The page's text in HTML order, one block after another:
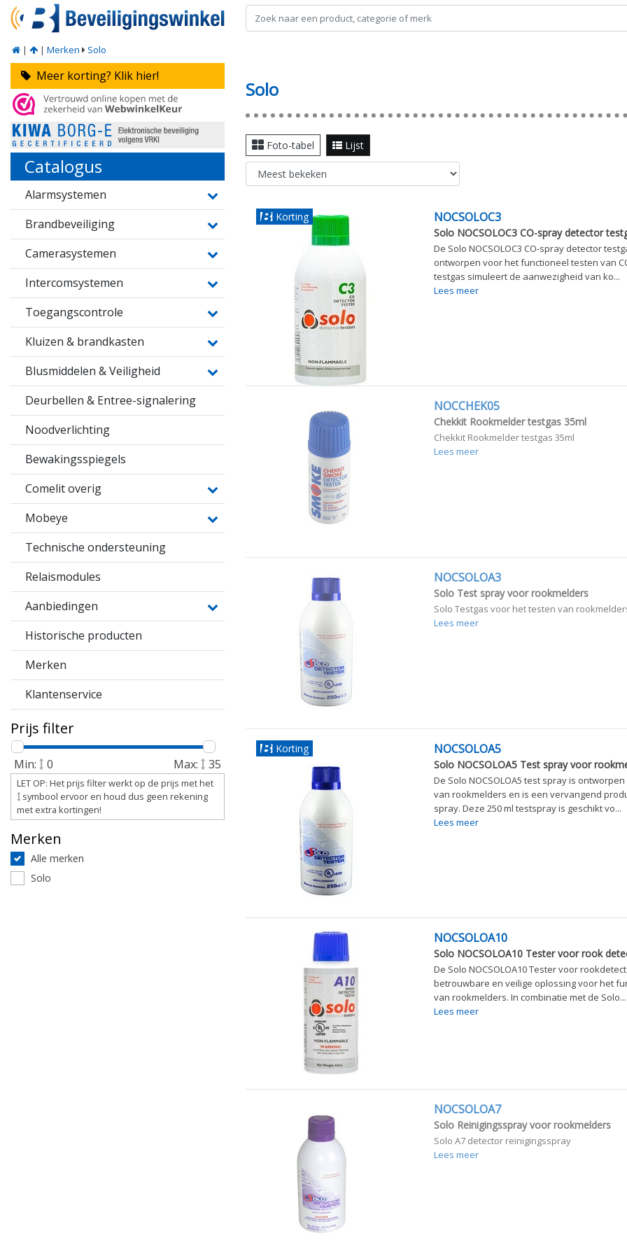
| | Merken Solo
Meer korting? Klik hier!
Catalogus
Alarmsystemen
Brandbeveiliging
Camerasystemen
Intercomsystemen
Toegangscontrole
Kluizen & brandkasten
Blusmiddelen & Veiligheid
Deurbellen & Entree-signalering
Noodverlichting
Bewakingsspiegels
Comelit overig
Mobeye
Technische ondersteuning
Relaismodules
Aanbiedingen
Historische producten
Merken
Klantenservice
Prijs filter
Min: 0 Max: 35
LET OP: Het prijs filter werkt op de prijs met het
symbool ervoor en houd dus geen rekening
met extra kortingen!
Merken
Alle merken
Solo
Solo
Foto-tabel Lijst
Korting NOCSOLOC3
Solo NOCSOLOC3 CO-spray detector
De Solo NOCSOLOC3 CO-spray detector
ontworpen voor het functioneel testen van
testgas simuleert de aanwezigheid van ko...
Lees meer
NOCCHEK05
Chekkit Rookmelder testgas 35ml
Chekkit Rookmelder testgas 35ml
Lees meer
NOCSOLOA3
Solo Test spray voor rookmelders
Solo Testgas voor het testen van
Lees meer
Korting NOCSOLOA5
Solo NOCSOLOA5 Test spray voor
De Solo NOCSOLOA5 test spray is
van rookmelders en is een vervangend
spray. Deze 250 ml testspray is geschikt vo...
Lees meer
NOCSOLOA10
Solo NOCSOLOA10 Tester voor rook
De Solo NOCSOLOA10 Tester voor
betrouwbare en veilige oplossing voor het
van rookmelders. In combinatie met de Solo...
Lees meer
NOCSOLOA7
Solo Reinigingsspray voor rookmelders
Solo A7 detector reinigingsspray
Lees meer